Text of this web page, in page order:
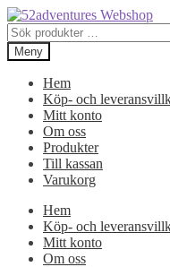
Hoppa
till
navigering
Hoppa
till
innehåll
Sök
efter:
Meny
Hem
Köp- och
Mitt konto
Om oss
Produkter
Till kassan
Varukorg
Hem
Köp- och
Mitt konto
Om oss